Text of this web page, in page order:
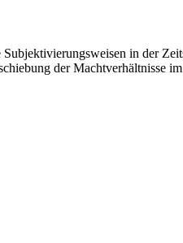
Subjektivierungsweisen in der
der Machtverhältnisse